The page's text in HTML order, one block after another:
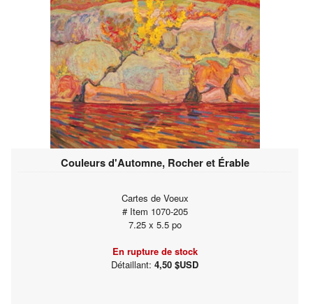
Couleurs d'Automne, Rocher et Érable
Cartes de Voeux
# Item 1070-205
7.25 x 5.5 po
En rupture de stock
Détaillant: 4,50 $USD